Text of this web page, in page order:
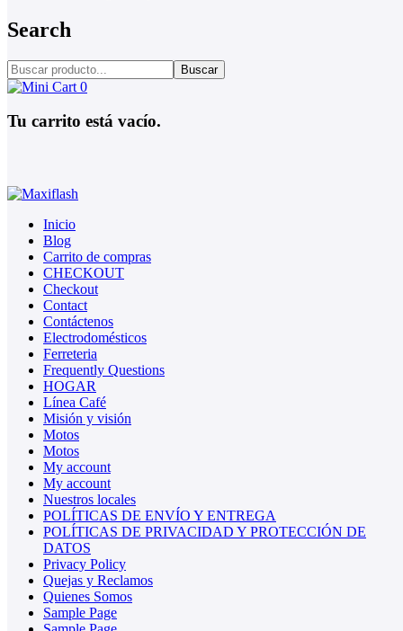
Search
Buscar
0
Tu carrito está vacío.
Inicio
Blog
Carrito de compras
CHECKOUT
Checkout
Contact
Contáctenos
Electrodomésticos
Ferreteria
Frequently Questions
HOGAR
Línea Café
Misión y visión
Motos
Motos
My account
My account
Nuestros locales
POLÍTICAS DE ENVÍO Y ENTREGA
POLÍTICAS DE PRIVACIDAD Y PROTECCIÓN DE
DATOS
Privacy Policy
Quejas y Reclamos
Quienes Somos
Sample Page